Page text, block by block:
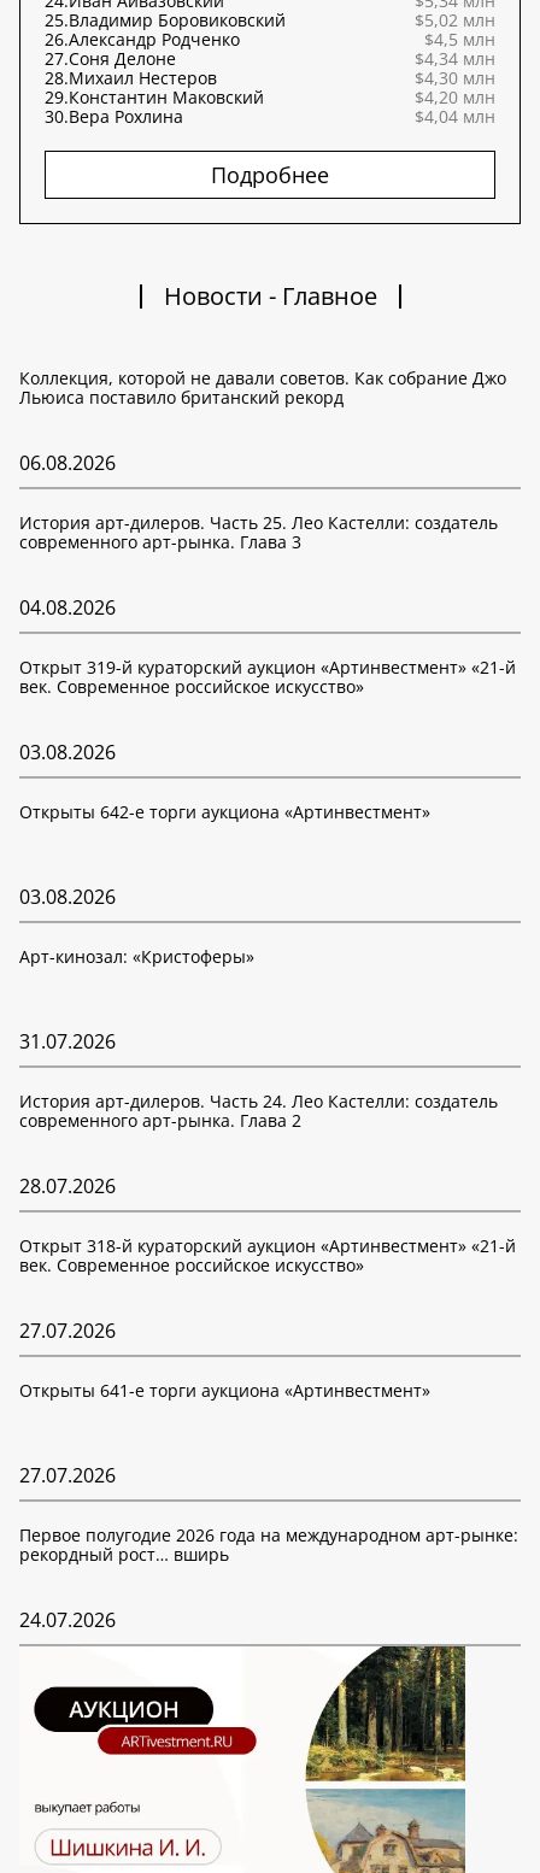
25.Владимир Боровиковский
$5,02 млн
26.Александр Родченко
$4,5 млн
27.Соня Делоне
$4,34 млн
28.Михаил Нестеров
$4,30 млн
29.Константин Маковский
$4,20 млн
30.Вера Рохлина $4,04 млн
Подробнее
Новости - Главное
Коллекция, которой не давали советов. Как собрание Джо
Льюиса поставило британский рекорд
06.08.2026
История арт-дилеров. Часть 25. Лео Кастелли: создатель
современного арт-рынка. Глава 3
04.08.2026
Открыт 319-й кураторский аукцион «Артинвестмент» «21-й
век. Современное российское искусство»
03.08.2026
Открыты 642-е торги аукциона «Артинвестмент»
03.08.2026
Арт-кинозал: «Кристоферы»
31.07.2026
История арт-дилеров. Часть 24. Лео Кастелли: создатель
современного арт-рынка. Глава 2
28.07.2026
Открыт 318-й кураторский аукцион «Артинвестмент» «21-й
век. Современное российское искусство»
27.07.2026
Открыты 641-е торги аукциона «Артинвестмент»
27.07.2026
Первое полугодие 2026 года на международном арт-рынке:
рекордный рост… вширь
24.07.2026